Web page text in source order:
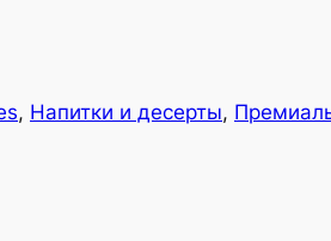
, Напитки и десерты,